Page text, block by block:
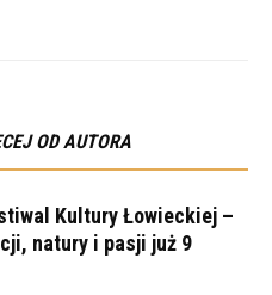
OD AUTORA
Kultury Łowieckiej –
natury i pasji już 9